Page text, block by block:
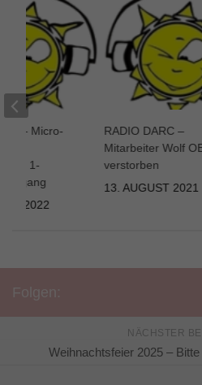
RADIO DARC –
Mitarbeiter Wolf
verstorben
13. AUGUST 2021
– Micro-
1-
2022
NÄCHSTER
Weihnachtsfeier 2025 –